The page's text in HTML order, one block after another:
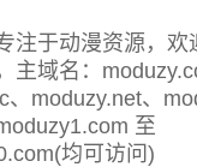
注于动漫资源，欢
主域名：
、moduzy.net、
至
均可访问)